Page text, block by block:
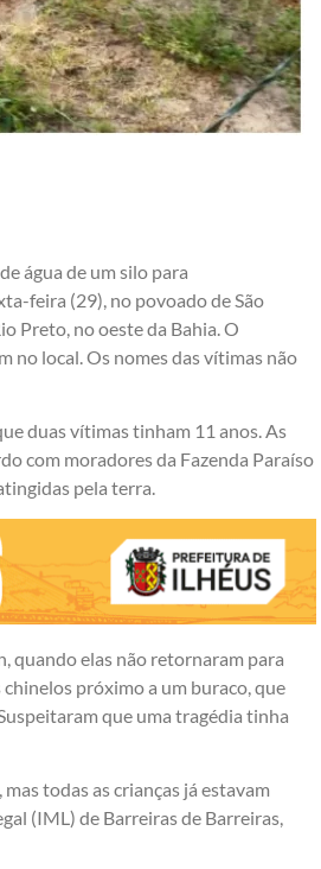
água de um silo para
feira (29), no povoado de São
Preto, no oeste da Bahia. O
no local. Os nomes das vítimas não
duas vítimas tinham 11 anos. As
com moradores da Fazenda Paraíso
pela terra.
quando elas não retornaram para
próximo a um buraco, que
que uma tragédia tinha
todas as crianças já estavam
(IML) de Barreiras de Barreiras,